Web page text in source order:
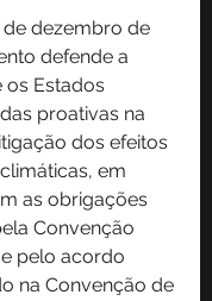
de dezembro de
defende a
os Estados
proativas na
dos efeitos
em
as obrigações
Convenção
pelo acordo
na Convenção de